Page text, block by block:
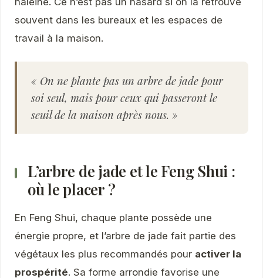
souvent dans les bureaux et les espaces de
travail à la maison.
« On ne plante pas un arbre de jade pour
soi seul, mais pour ceux qui passeront le
seuil de la maison après nous. »
L’arbre de jade et le Feng Shui :
où le placer ?
En Feng Shui, chaque plante possède une
énergie propre, et l’arbre de jade fait partie des
végétaux les plus recommandés pour activer la
prospérité. Sa forme arrondie favorise une